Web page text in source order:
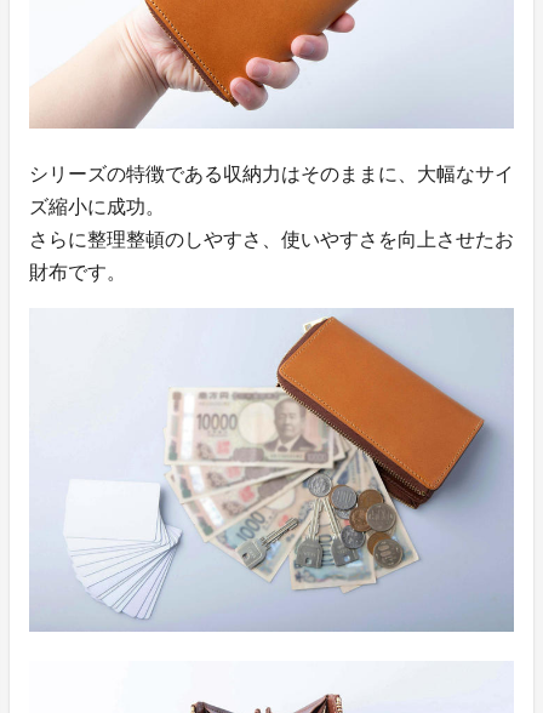
シリーズの特徴である収納力はそのままに、大幅なサイ
ズ縮小に成功。
さらに整理整頓のしやすさ、使いやすさを向上させたお
財布です。